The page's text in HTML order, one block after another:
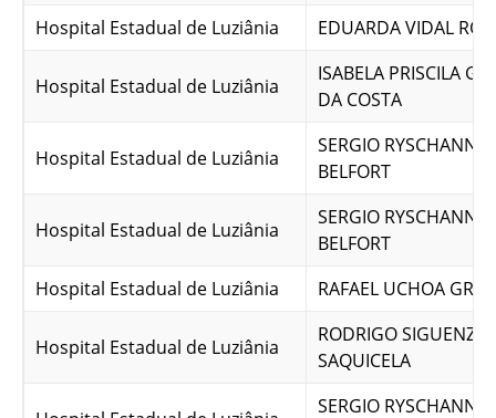
Hospital Estadual de Luziânia
EDUARDA VIDAL
Hospital Estadual de Luziânia
ISABELA PRISCILA
DA COSTA
Hospital Estadual de Luziânia
SERGIO RYSCHANNK
BELFORT
Hospital Estadual de Luziânia
SERGIO RYSCHANNK
BELFORT
Hospital Estadual de Luziânia
RAFAEL UCHOA
Hospital Estadual de Luziânia
RODRIGO SIGUENZA
SAQUICELA
SERGIO RYSCHANNK